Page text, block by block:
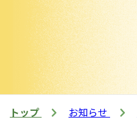
トップ お知らせ